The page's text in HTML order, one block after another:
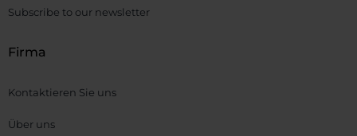
Subscribe to our newsletter
Firma
Kontaktieren Sie uns
Über uns